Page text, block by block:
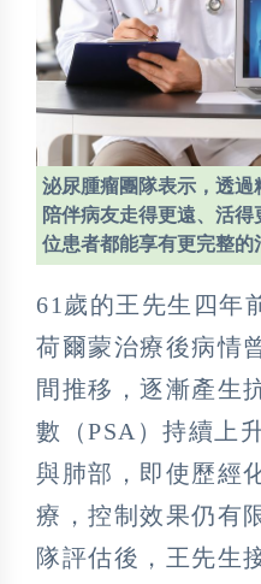
泌尿腫瘤團隊表示，透
陪伴病友走得更遠、活
位患者都能享有更完整的
61歲的王先生四年
荷爾蒙治療後病情
間推移，逐漸產生
數（PSA）持續上
與肺部，即使歷經
療，控制效果仍有
隊評估後，王先生